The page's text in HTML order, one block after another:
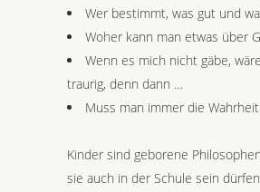
Wer bestimmt, was gut und
Woher kann man etwas über
Wenn es mich nicht gäbe,
traurig, denn dann …
Muss man immer die
Kinder sind geborene
sie auch in der Schule sein